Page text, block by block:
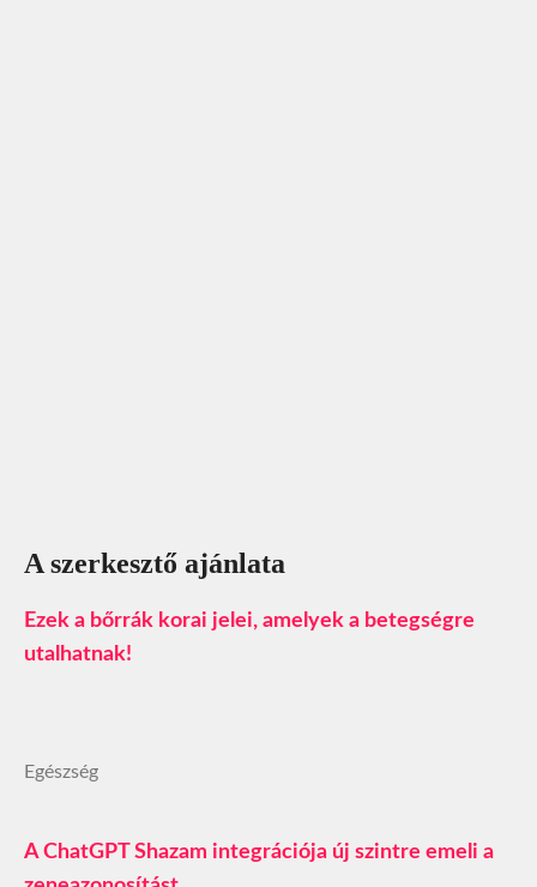
A szerkesztő ajánlata
Ezek a bőrrák korai jelei, amelyek a betegségre
utalhatnak!
Egészség
A ChatGPT Shazam integrációja új szintre emeli a